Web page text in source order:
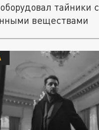
тайники с
веществами